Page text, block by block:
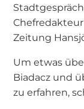
Zeitung
Um etwas
Biadacz und
zu erfahren,